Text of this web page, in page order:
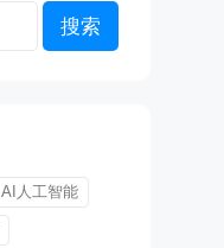
AI人工智能